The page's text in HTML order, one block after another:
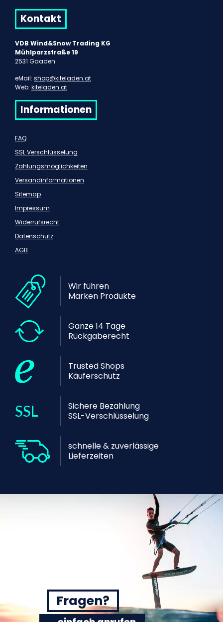
Kontakt
VDB Wind&Snow Trading KG
Mühlparzstraße 19
2531 Gaaden
eMail: shop@kiteladen.at
Web: kiteladen.at
Informationen
FAQ
SSL Verschlüsselung
Zahlungsmöglichkeiten
Versandinformationen
Sitemap
Impressum
Widerrufsrecht
Datenschutz
AGB
Wir führen
Marken Produkte
Ganze 14 Tage
Rückgaberecht
Trusted Shops
Käuferschutz
Sichere Bezahlung
SSL-Verschlüsselung
schnelle & zuverlässige
Lieferzeiten
Fragen?